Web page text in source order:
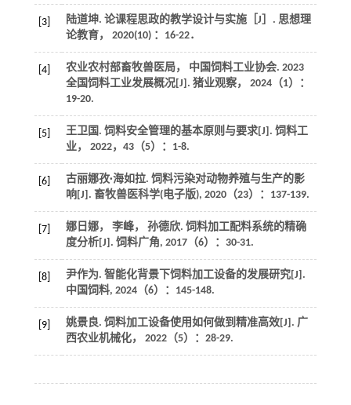
[3] 陆道坤. 论课程思政的教学设计与实施［J］. 思想理
论教育 ， 2020(10) ：16-22．
[4]
农业农村部畜牧兽医局， 中国饲料工业协会. 2023
全国饲料工业发展概况[J]. 猪业观察， 2024（1）：
19-20.
[5] 王卫国. 饲料安全管理的基本原则与要求[J]. 饲料工
业， 2022， 43（5）：1-8.
[6]
古丽娜孜·海如拉. 饲料污染对动物养殖与生产的影
响[J]. 畜牧兽医科学(电子版), 2020（23）：137-139.
[7]
娜日娜， 李峰， 孙德欣. 饲料加工配料系统的精确
度分析[J]. 饲料广角, 2017（6）：30-31.
[8]
尹作为. 智能化背景下饲料加工设备的发展研究[J].
中国饲料, 2024（6）：145-148.
[9] 姚景良. 饲料加工设备使用如何做到精准高效[J]. 广
西农业机械化， 2022（5）：28-29.